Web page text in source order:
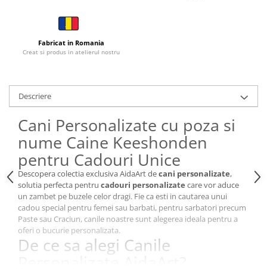
Personalizate
Accesorii de Birou
Mousepad-uri
Globuri de Birou
Agende A5
Agende A6
Planner / Jurnal
Articole pentru Casa Personalizate
Ceasuri Personalizate
Calendare Personalizate
Tablouri Personalizate
Rame Foto
Pusculite Personalizate
Fabricat in Romania
Creat si produs in atelierul nostru
Descriere
Cani Personalizate cu poza si
nume Caine Keeshonden
pentru Cadouri Unice
Descopera colectia exclusiva AidaArt decani personalizate,
solutia perfecta pentru cadouri personalizate care vor aduce
un zambet pe buzele celor dragi. Fie ca esti in cautarea unui
cadou special pentru femei sau barbati, pentru sarbatori precum
Paste sau Craciun, canile noastre sunt alegerea ideala pentru a
oferi o bucurie personalizata.
De ce sa alegi Canile